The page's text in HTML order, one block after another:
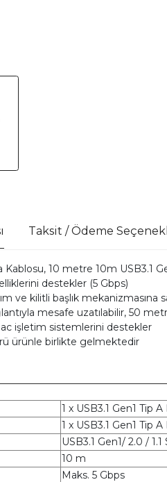
Taksit / Ödeme
Kablosu, 10 metre 10m USB3.1
destekler (5 Gbps)
ve kilitli başlık mekanizmasına
mesafe uzatılabilir, 50 metre
işletim sistemlerini destekler
ürünle birlikte gelmektedir
1 x USB3.1 Gen1 Tip
1 x USB3.1 Gen1 Tip A
USB3.1 Gen1/ 2.0 /
10 m
Maks. 5 Gbps